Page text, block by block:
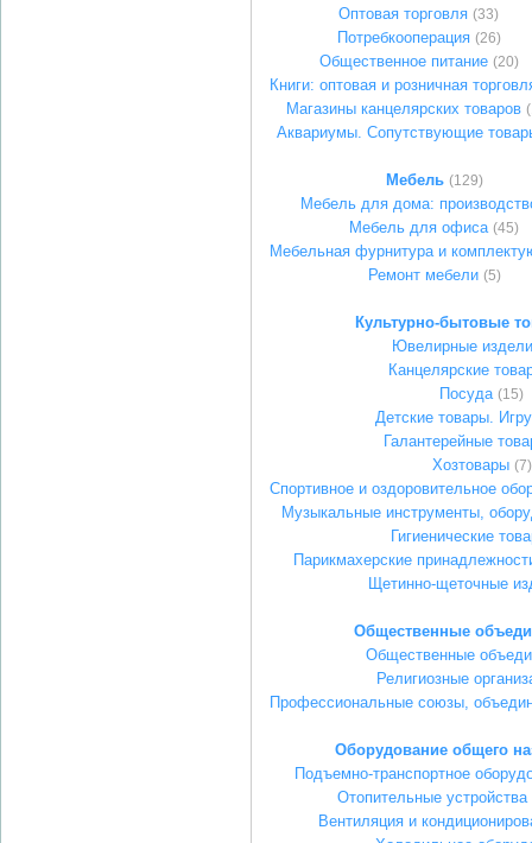
Оптовая торговля (33)
Потребкооперация (26)
Общественное питание (20)
Книги: оптовая и розничная
Магазины канцелярских товаров
Аквариумы. Сопутствующие
Мебель (129)
Мебель для дома:
Мебель для офиса (45)
Мебельная фурнитура и
Ремонт мебели (5)
Культурно-бытовые
Ювелирные
Канцелярские
Посуда (15)
Детские товары.
Галантерейные
Хозтовары (7)
Спортивное и оздоровительное
Музыкальные инструменты,
Гигиенические
Парикмахерские
Щетинно-щеточные
Общественные
Общественные
Религиозные
Профессиональные союзы,
Оборудование общего
Подъемно-транспортное
Отопительные
Вентиляция и